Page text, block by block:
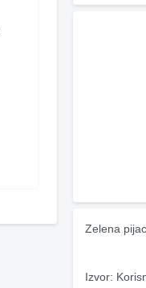
Zelena
Izvor: